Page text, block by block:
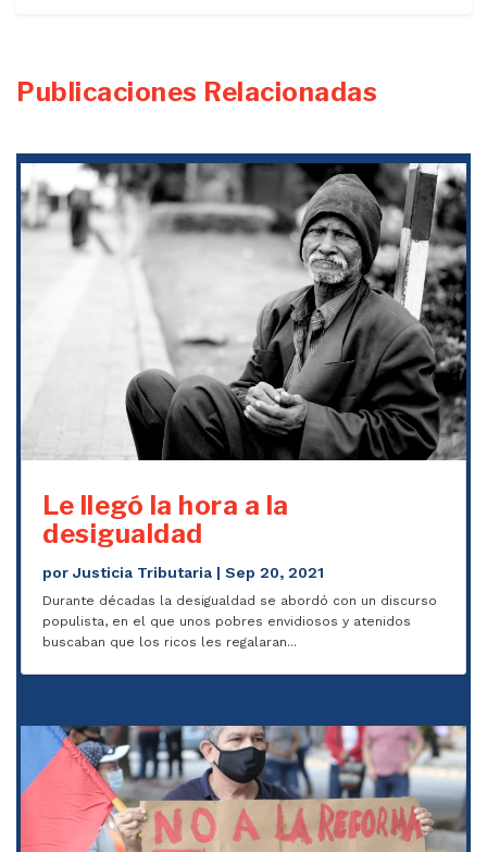
Publicaciones Relacionadas
Le llegó la hora a la
desigualdad
porJusticia Tributaria |Sep 20, 2021
Durante décadas la desigualdad se abordó con un discurso
populista, en el que unos pobres envidiosos y atenidos
buscaban que los ricos les regalaran...